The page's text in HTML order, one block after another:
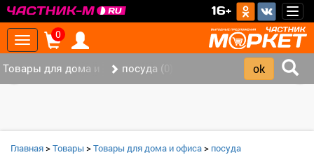
16+
Toggle
navigation
0
Товары для дома и офиса (8)
посуда (0)
Главная>Товары >Товары для дома и офиса> посуда
‹ ›